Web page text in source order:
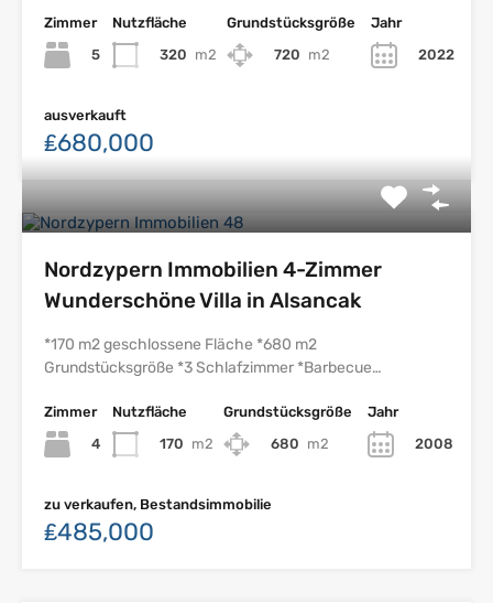
Zimmer
5
Nutzfläche
320 m2
Grundstücksgröße
720 m2
Jahr
2022
ausverkauft
₤680,000
Nordzypern Immobilien 4-Zimmer
Wunderschöne Villa in Alsancak
*170 m2 geschlossene Fläche *680 m2
Grundstücksgröße *3 Schlafzimmer *Barbecue…
Zimmer
4
Nutzfläche
170 m2
Grundstücksgröße
680 m2
Jahr
2008
zu verkaufen, Bestandsimmobilie
₤485,000